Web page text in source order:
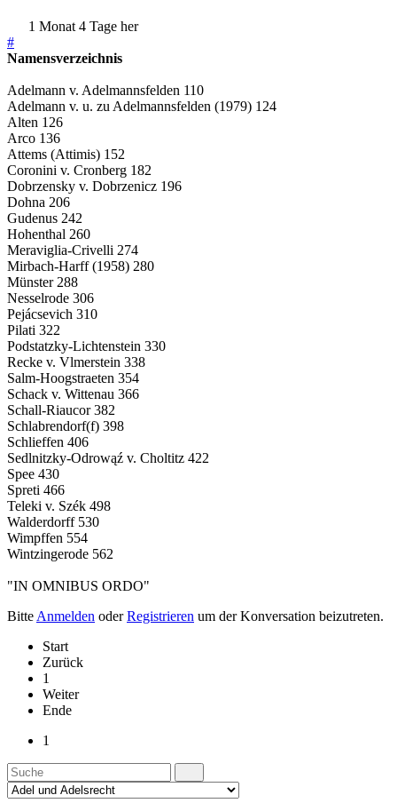
1 Monat 4 Tage her
#
Namensverzeichnis
Adelmann v. Adelmannsfelden 110
Adelmann v. u. zu Adelmannsfelden (1979) 124
Alten 126
Arco 136
Attems (Attimis) 152
Coronini v. Cronberg 182
Dobrzensky v. Dobrzenicz 196
Dohna 206
Gudenus 242
Hohenthal 260
Meraviglia-Crivelli 274
Mirbach-Harff (1958) 280
Münster 288
Nesselrode 306
Pejácsevich 310
Pilati 322
Podstatzky-Lichtenstein 330
Recke v. Vlmerstein 338
Salm-Hoogstraeten 354
Schack v. Wittenau 366
Schall-Riaucor 382
Schlabrendorf(f) 398
Schlieffen 406
Sedlnitzky-Odrowąź v. Choltitz 422
Spee 430
Spreti 466
Teleki v. Szék 498
Walderdorff 530
Wimpffen 554
Wintzingerode 562
"IN OMNIBUS ORDO"
Bitte Anmelden oderRegistrieren um der Konversation beizutreten.
Start
Zurück
1
Weiter
Ende
1